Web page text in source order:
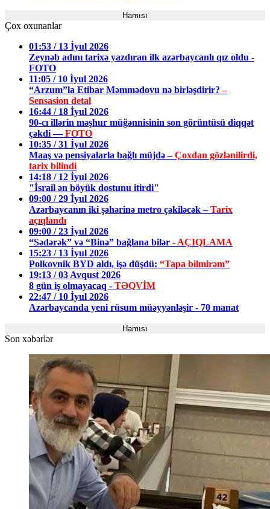
Hamısı
Çox oxunanlar
01:53 / 13 İyul 2026
Zeynəb adını tarixə yazdıran ilk azərbaycanlı qız oldu -
FOTO
11:05 / 10 İyul 2026
“Arzum”la Etibar Məmmədovu nə birləşdirir?–
Sensasion detal
16:44 / 18 İyul 2026
90-cı illərin məşhur müğənnisinin son görüntüsü diqqət
çəkdi —FOTO
10:35 / 31 İyul 2026
Maaş və pensiyalarla bağlı müjdə –Çoxdan gözlənilirdi,
tarix bilindi
14:18 / 12 İyul 2026
"İsrail ən böyük dostunu itirdi"
09:00 / 29 İyul 2026
Azərbaycanın iki şəhərinə metro çəkiləcək –Tarix
açıqlandı
09:00 / 23 İyul 2026
“Sədərək” və “Binə” bağlana bilər - AÇIQLAMA
15:23 / 13 İyul 2026
Polkovnik BYD aldı, işə düşdü: “Tapa bilmirəm”
19:13 / 03 Avqust 2026
8 gün iş olmayacaq - TƏQVİM
22:47 / 10 İyul 2026
Azərbaycanda yeni rüsum müəyyənləşir - 70 manat
Hamısı
Son xəbərlər